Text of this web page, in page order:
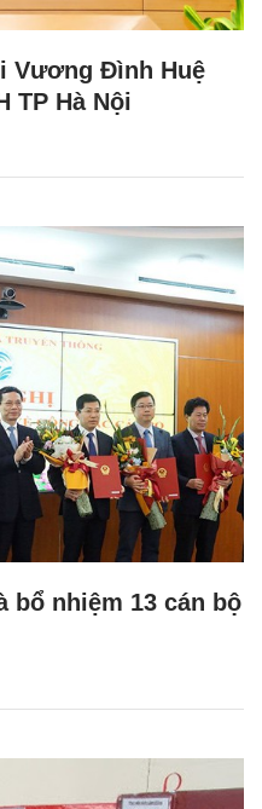
Vương Đình Huệ
TP Hà Nội
bổ nhiệm 13 cán bộ